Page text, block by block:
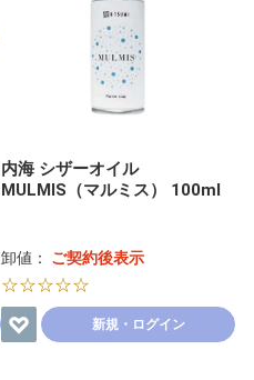
内海 シザーオイル
MULMIS（マルミス） 100ml
卸値： ご契約後表示
☆☆☆☆☆
新規・ログイン